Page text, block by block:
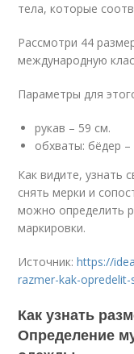
тела, которые
Рассмотри 44
международную
Параметры для
рукав – 59 см.
обхваты: бёдер –
Как видите, узнать
снять мерки и
можно определить
маркировки.
Источник:https://
razmer-kak-
Как узнать
Определение